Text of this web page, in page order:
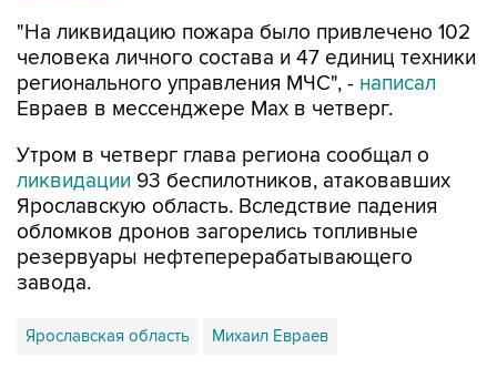
"На ликвидацию пожара было привлечено 102
человека личного состава и 47 единиц техники
регионального управления МЧС", - написал
Евраев в мессенджере Мах в четверг.
Утром в четверг глава региона сообщал о
ликвидации 93 беспилотников, атаковавших
Ярославскую область. Вследствие падения
обломков дронов загорелись топливные
резервуары нефтеперерабатывающего
завода.
Ярославская область Михаил Евраев